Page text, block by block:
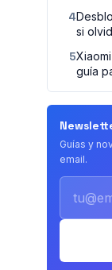
4
si
5
guía
Guías y
email.